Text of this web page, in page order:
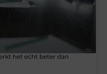
het echt beter dan